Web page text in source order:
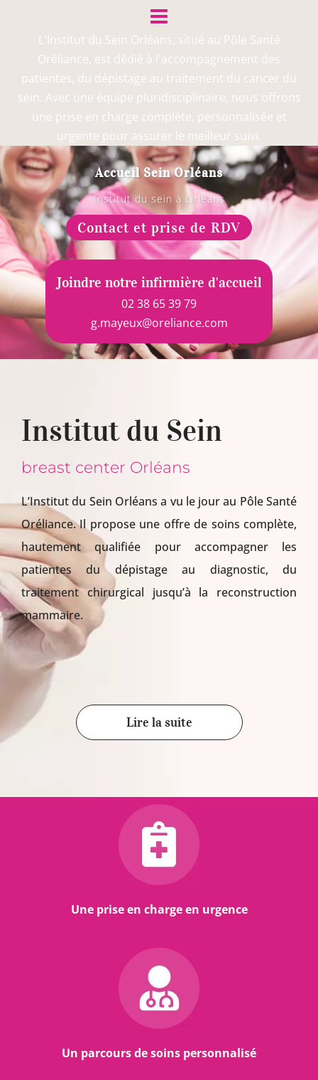
L'Institut du Sein Orléans, situé au Pôle Santé
Oréliance, est dédié à l'accompagnement des
patientes, du dépistage au traitement du cancer du
sein. Avec une équipe pluridisciplinaire, nous offrons
une prise en charge complète, personnalisée et
urgente pour assurer le meilleur suivi.
Accueil Sein Orléans
Institut du sein à Orléans
Contact et prise de RDV
Joindre notre infirmière d'accueil
02 38 65 39 79
g.mayeux@oreliance.com
Institut du Sein
breast center Orléans
L’Institut du Sein Orléans a vu le jour au Pôle Santé
Oréliance. Il propose une offre de soins complète,
hautement qualifiée pour accompagner les
patientes du dépistage au diagnostic, du
traitement chirurgical jusqu’à la reconstruction
mammaire.
Lire la suite
Une prise en charge en urgence
Un parcours de soins personnalisé